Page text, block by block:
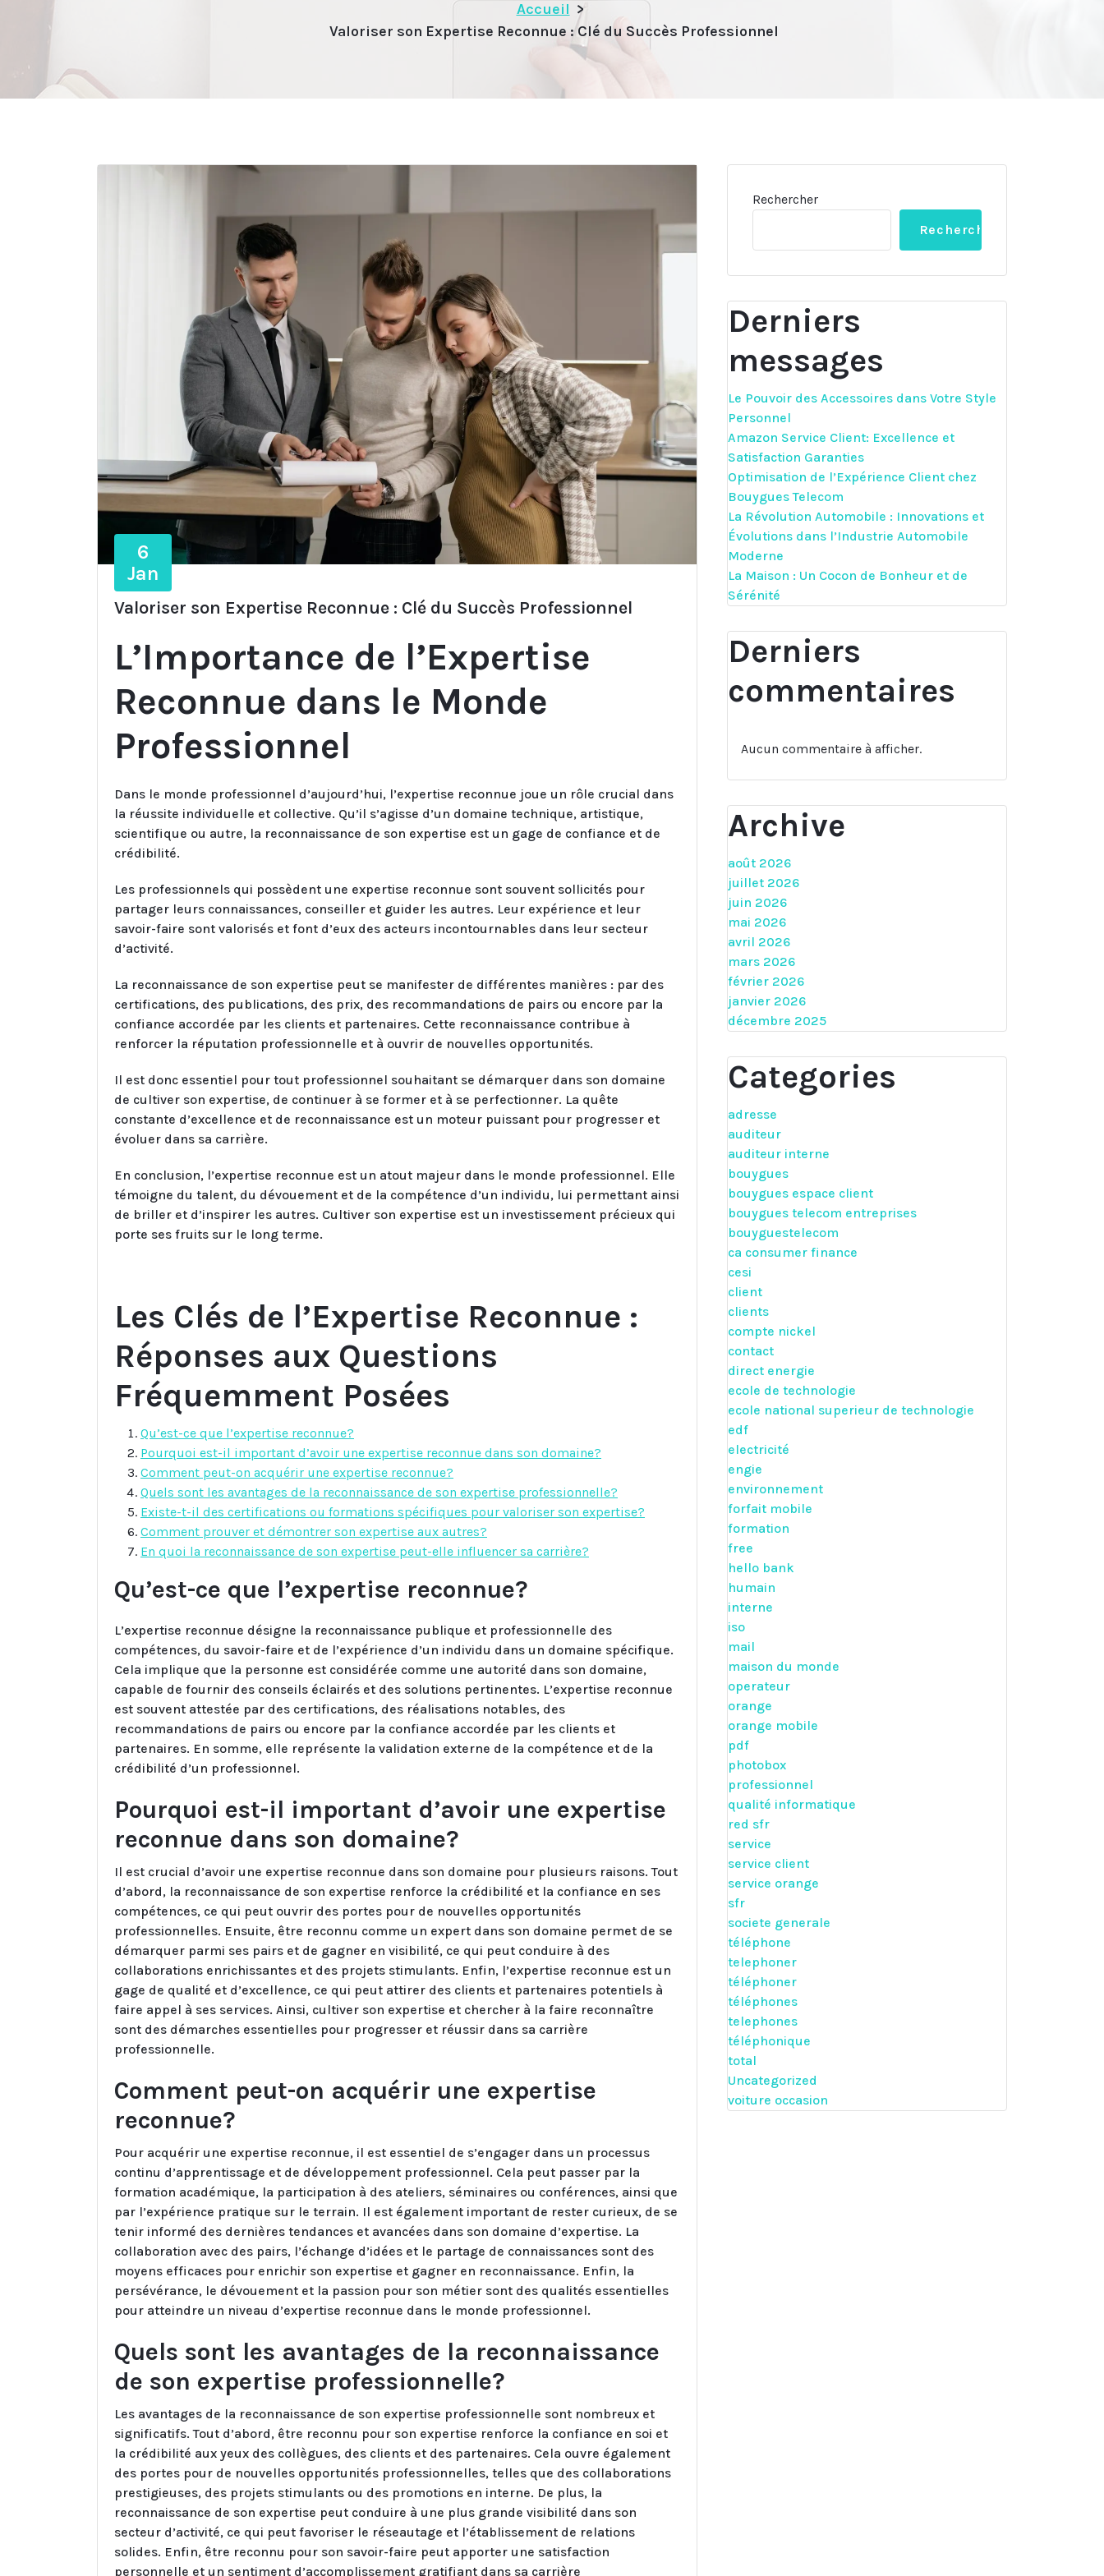
Accueil >
Valoriser son Expertise Reconnue : Clé du Succès Professionnel
6
Jan
Valoriser son Expertise Reconnue : Clé du Succès Professionnel
L’Importance de l’Expertise
Reconnue dans le Monde
Professionnel
Dans le monde professionnel d’aujourd’hui, l’expertise reconnue joue un rôle crucial dans
la réussite individuelle et collective. Qu’il s’agisse d’un domaine technique, artistique,
scientifique ou autre, la reconnaissance de son expertise est un gage de confiance et de
crédibilité.
Les professionnels qui possèdent une expertise reconnue sont souvent sollicités pour
partager leurs connaissances, conseiller et guider les autres. Leur expérience et leur
savoir-faire sont valorisés et font d’eux des acteurs incontournables dans leur secteur
d’activité.
La reconnaissance de son expertise peut se manifester de différentes manières : par des
certifications, des publications, des prix, des recommandations de pairs ou encore par la
confiance accordée par les clients et partenaires. Cette reconnaissance contribue à
renforcer la réputation professionnelle et à ouvrir de nouvelles opportunités.
Il est donc essentiel pour tout professionnel souhaitant se démarquer dans son domaine
de cultiver son expertise, de continuer à se former et à se perfectionner. La quête
constante d’excellence et de reconnaissance est un moteur puissant pour progresser et
évoluer dans sa carrière.
En conclusion, l’expertise reconnue est un atout majeur dans le monde professionnel. Elle
témoigne du talent, du dévouement et de la compétence d’un individu, lui permettant ainsi
de briller et d’inspirer les autres. Cultiver son expertise est un investissement précieux qui
porte ses fruits sur le long terme.
Les Clés de l’Expertise Reconnue :
Réponses aux Questions
Fréquemment Posées
Qu’est-ce que l’expertise reconnue?
Pourquoi est-il important d’avoir une expertise reconnue dans son domaine?
Comment peut-on acquérir une expertise reconnue?
Quels sont les avantages de la reconnaissance de son expertise professionnelle?
Existe-t-il des certifications ou formations spécifiques pour valoriser son expertise?
Comment prouver et démontrer son expertise aux autres?
En quoi la reconnaissance de son expertise peut-elle influencer sa carrière?
Qu’est-ce que l’expertise reconnue?
L’expertise reconnue désigne la reconnaissance publique et professionnelle des
compétences, du savoir-faire et de l’expérience d’un individu dans un domaine spécifique.
Cela implique que la personne est considérée comme une autorité dans son domaine,
capable de fournir des conseils éclairés et des solutions pertinentes. L’expertise reconnue
est souvent attestée par des certifications, des réalisations notables, des
recommandations de pairs ou encore par la confiance accordée par les clients et
partenaires. En somme, elle représente la validation externe de la compétence et de la
crédibilité d’un professionnel.
Pourquoi est-il important d’avoir une expertise
reconnue dans son domaine?
Il est crucial d’avoir une expertise reconnue dans son domaine pour plusieurs raisons. Tout
d’abord, la reconnaissance de son expertise renforce la crédibilité et la confiance en ses
compétences, ce qui peut ouvrir des portes pour de nouvelles opportunités
professionnelles. Ensuite, être reconnu comme un expert dans son domaine permet de se
démarquer parmi ses pairs et de gagner en visibilité, ce qui peut conduire à des
collaborations enrichissantes et des projets stimulants. Enfin, l’expertise reconnue est un
gage de qualité et d’excellence, ce qui peut attirer des clients et partenaires potentiels à
faire appel à ses services. Ainsi, cultiver son expertise et chercher à la faire reconnaître
sont des démarches essentielles pour progresser et réussir dans sa carrière
professionnelle.
Comment peut-on acquérir une expertise
reconnue?
Pour acquérir une expertise reconnue, il est essentiel de s’engager dans un processus
continu d’apprentissage et de développement professionnel. Cela peut passer par la
formation académique, la participation à des ateliers, séminaires ou conférences, ainsi que
par l’expérience pratique sur le terrain. Il est également important de rester curieux, de se
tenir informé des dernières tendances et avancées dans son domaine d’expertise. La
collaboration avec des pairs, l’échange d’idées et le partage de connaissances sont des
moyens efficaces pour enrichir son expertise et gagner en reconnaissance. Enfin, la
persévérance, le dévouement et la passion pour son métier sont des qualités essentielles
pour atteindre un niveau d’expertise reconnue dans le monde professionnel.
Quels sont les avantages de la reconnaissance
de son expertise professionnelle?
Les avantages de la reconnaissance de son expertise professionnelle sont nombreux et
significatifs. Tout d’abord, être reconnu pour son expertise renforce la confiance en soi et
la crédibilité aux yeux des collègues, des clients et des partenaires. Cela ouvre également
des portes pour de nouvelles opportunités professionnelles, telles que des collaborations
prestigieuses, des projets stimulants ou des promotions en interne. De plus, la
reconnaissance de son expertise peut conduire à une plus grande visibilité dans son
secteur d’activité, ce qui peut favoriser le réseautage et l’établissement de relations
solides. Enfin, être reconnu pour son savoir-faire peut apporter une satisfaction
personnelle et un sentiment d’accomplissement gratifiant dans sa carrière
Rechercher
Rechercher
Derniers
messages
Le Pouvoir des Accessoires dans Votre Style
Personnel
Amazon Service Client: Excellence et
Satisfaction Garanties
Optimisation de l’Expérience Client chez
Bouygues Telecom
La Révolution Automobile : Innovations et
Évolutions dans l’Industrie Automobile
Moderne
La Maison : Un Cocon de Bonheur et de
Sérénité
Derniers
commentaires
Aucun commentaire à afficher.
Archive
août 2026
juillet 2026
juin 2026
mai 2026
avril 2026
mars 2026
février 2026
janvier 2026
décembre 2025
Categories
adresse
auditeur
auditeur interne
bouygues
bouygues espace client
bouygues telecom entreprises
bouyguestelecom
ca consumer finance
cesi
client
clients
compte nickel
contact
direct energie
ecole de technologie
ecole national superieur de technologie
edf
electricité
engie
environnement
forfait mobile
formation
free
hello bank
humain
interne
iso
mail
maison du monde
operateur
orange
orange mobile
pdf
photobox
professionnel
qualité informatique
red sfr
service
service client
service orange
sfr
societe generale
téléphone
telephoner
téléphoner
téléphones
telephones
téléphonique
total
Uncategorized
voiture occasion